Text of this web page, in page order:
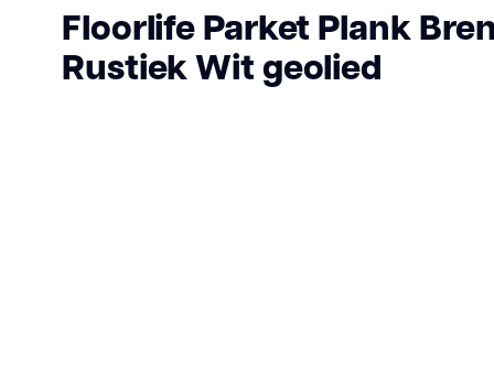
Floorlife Parket Plank
Rustiek Wit geolied